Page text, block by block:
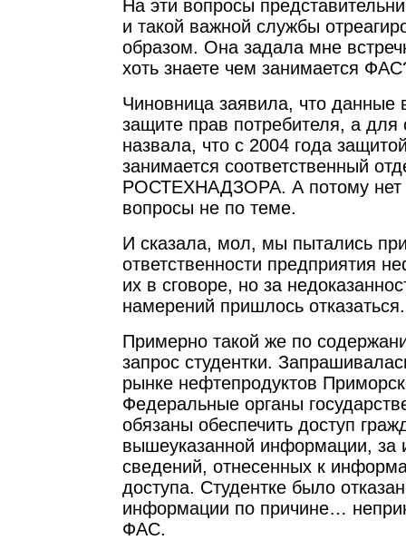
На эти вопросы
и такой важной службы
образом. Она задала мне
хоть знаете чем занимается
Чиновница заявила, что данные
защите прав потребителя, а для
назвала, что с 2004 года
занимается соответственный
РОСТЕХНАДЗОРА. А потому нет
вопросы не по теме.
И сказала, мол, мы пытались
ответственности предприятия
их в сговоре, но за
намерений пришлось отказаться.
Примерно такой же по
запрос студентки.
рынке нефтепродуктов
Федеральные органы
обязаны обеспечить доступ
вышеуказанной информации, за
сведений, отнесенных к
доступа. Студентке было
информации по причине…
ФАС.